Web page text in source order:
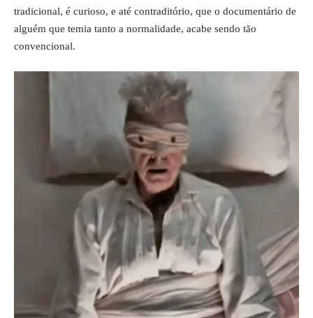
tradicional, é curioso, e até contraditório, que o documentário de
alguém que temia tanto a normalidade, acabe sendo tão
convencional.